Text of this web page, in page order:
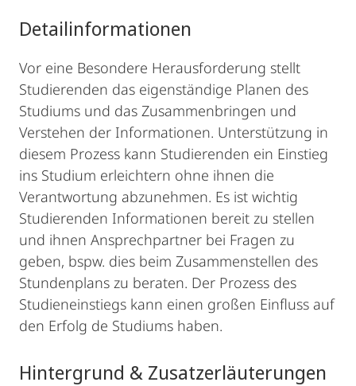
Detailinformationen
Vor eine Besondere Herausforderung stellt
Studierenden das eigenständige Planen des
Studiums und das Zusammenbringen und
Verstehen der Informationen. Unterstützung in
diesem Prozess kann Studierenden ein Einstieg
ins Studium erleichtern ohne ihnen die
Verantwortung abzunehmen. Es ist wichtig
Studierenden Informationen bereit zu stellen
und ihnen Ansprechpartner bei Fragen zu
geben, bspw. dies beim Zusammenstellen des
Stundenplans zu beraten. Der Prozess des
Studieneinstiegs kann einen großen Einfluss auf
den Erfolg de Studiums haben.
Hintergrund & Zusatzerläuterungen